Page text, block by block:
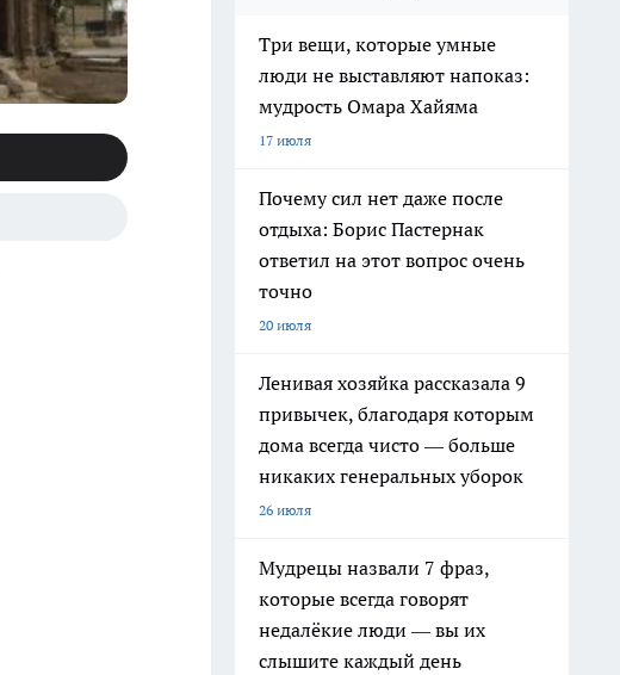
Три вещи, которые умные
люди не выставляют напоказ:
мудрость Омара Хайяма
17 июля
Почему сил нет даже после
отдыха: Борис Пастернак
ответил на этот вопрос очень
точно
20 июля
Ленивая хозяйка рассказала 9
привычек, благодаря которым
дома всегда чисто — больше
никаких генеральных уборок
26 июля
Мудрецы назвали 7 фраз,
которые всегда говорят
недалёкие люди — вы их
слышите каждый день